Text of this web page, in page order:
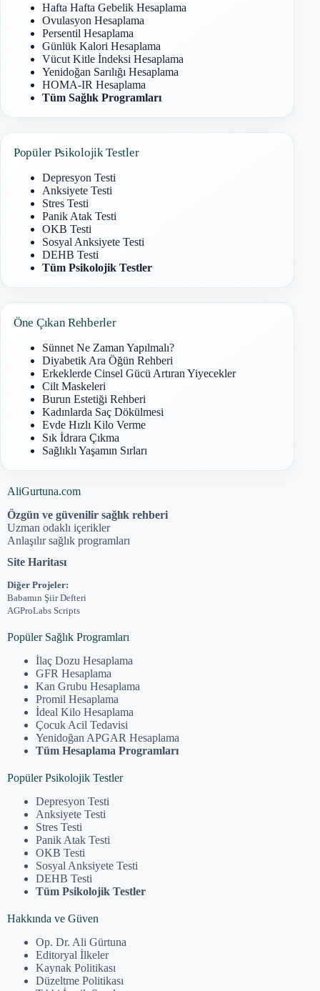
Hafta Hafta Gebelik Hesaplama
Ovulasyon Hesaplama
Persentil Hesaplama
Günlük Kalori Hesaplama
Vücut Kitle İndeksi Hesaplama
Yenidoğan Sarılığı Hesaplama
HOMA-IR Hesaplama
Tüm Sağlık Programları
Popüler Psikolojik Testler
Depresyon Testi
Anksiyete Testi
Stres Testi
Panik Atak Testi
OKB Testi
Sosyal Anksiyete Testi
DEHB Testi
Tüm Psikolojik Testler
Öne Çıkan Rehberler
Sünnet Ne Zaman Yapılmalı?
Diyabetik Ara Öğün Rehberi
Erkeklerde Cinsel Gücü Artıran Yiyecekler
Cilt Maskeleri
Burun Estetiği Rehberi
Kadınlarda Saç Dökülmesi
Evde Hızlı Kilo Verme
Sık İdrara Çıkma
Sağlıklı Yaşamın Sırları
AliGurtuna.com
Özgün ve güvenilir sağlık rehberi
Uzman odaklı içerikler
Anlaşılır sağlık programları
Site Haritası
Diğer Projeler:
Babamın Şiir Defteri
AGProLabs Scripts
Popüler Sağlık Programları
İlaç Dozu Hesaplama
GFR Hesaplama
Kan Grubu Hesaplama
Promil Hesaplama
İdeal Kilo Hesaplama
Çocuk Acil Tedavisi
Yenidoğan APGAR Hesaplama
Tüm Hesaplama Programları
Popüler Psikolojik Testler
Depresyon Testi
Anksiyete Testi
Stres Testi
Panik Atak Testi
OKB Testi
Sosyal Anksiyete Testi
DEHB Testi
Tüm Psikolojik Testler
Hakkında ve Güven
Op. Dr. Ali Gürtuna
Editoryal İlkeler
Kaynak Politikası
Düzeltme Politikası